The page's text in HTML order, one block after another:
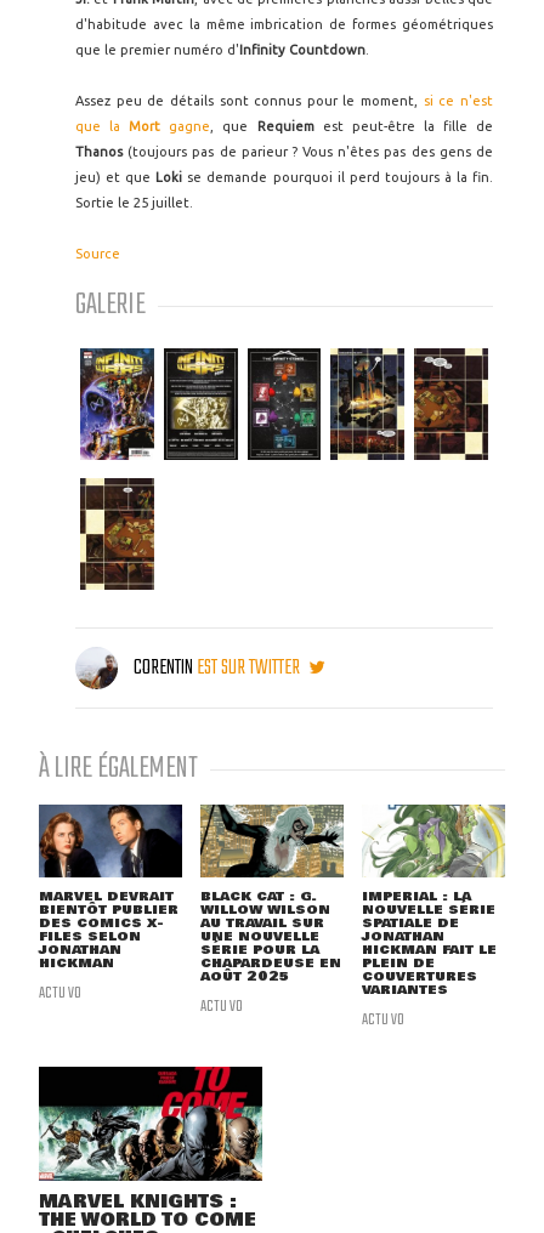
d'habitude avec la même imbrication de formes géométriques
que le premier numéro d'Infinity Countdown
Assez peu de détails sont connus pour le moment,
si ce n'est
que laMort gagne , que Requiemest peut-être la fille de
Thanos(toujours pas de parieur ? Vous n'êtes pas des gens de
jeu) et que Loki se demande pourquoi il perd toujours à la fin.
Sortie le 25 juillet.
Source
GALERIE
CORENTINEST SUR TWITTER
À LIRE ÉGALEMENT
MARVEL DEVRAIT
BIENTÔT PUBLIER
DES COMICS X-
FILES SELON
JONATHAN
HICKMAN
ACTU VO
BLACK CAT : G.
WILLOW WILSON
AU TRAVAIL SUR
UNE NOUVELLE
SÉRIE POUR LA
CHAPARDEUSE EN
AOÛT 2025
ACTU VO
IMPERIAL : LA
NOUVELLE SÉRIE
SPATIALE DE
JONATHAN
HICKMAN FAIT LE
PLEIN DE
COUVERTURES
VARIANTES
ACTU VO
MARVEL KNIGHTS :
THE WORLD TO COME